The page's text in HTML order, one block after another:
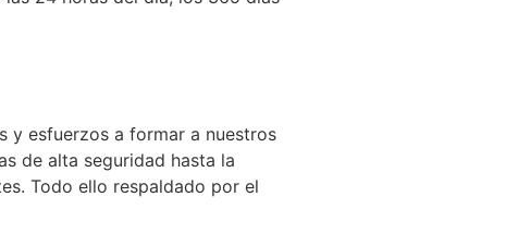
y esfuerzos a formar a nuestros
de alta seguridad hasta la
Todo ello respaldado por el